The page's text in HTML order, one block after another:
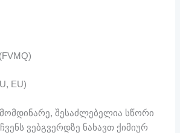
EU)
შესაძლებელია სწორი
ვებგვერდზე ნახავთ ქიმიურ